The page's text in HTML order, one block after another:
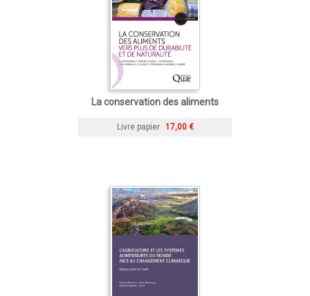
La conservation des aliments
Livre papier 17,00 €